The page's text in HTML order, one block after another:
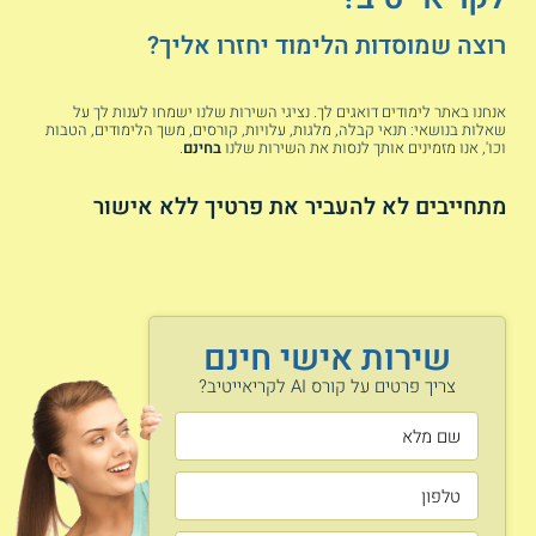
יצירת גאנטים.
הכנת פרזנטציות.
שילוב AI בקמפיין.
אסטרטגיה שיווקית.
זכויות יוצרים ודיפ פייק.
כתיבת תוכן שיווקיבאמצעות מחוללי טקסט.
מה משך הקורס ומתכונתו?
משך הקורס הינו כחודש וחצי, והוא מתקיים במתכונת מרוכזת
המותאמת ללוח הזמנים המקצועי של אנשי הקריאייטיב, שניתן
לשלב באופן גמיש עם העבודה. ניתן ללמוד במסגרת
קורס בינה
מלאכותית אונליין
, באמצעות הזום או בצפייה בשיעורים מוקלטים
מראש. הקורסים המקוונים יכולים להתאים לצרכיהם של אנשי
קריאייטיב שכן ניתן לשלבם בשגרת העבודה העמוסה ולצפות
בשיעורים בהתאם לקצב האישי וללוח הזמנים המקצועי.
שירות אישי חינם
צריך פרטים על קורס AI לקריאייטיב?
רוצה שמוסדות הלימוד יחזרו אליך?
אנחנו באתר לימודים דואגים לך. נציגי השירות שלנו ישמחו לענות לך על
שאלות בנושאי: תנאי קבלה, מלגות, עלויות, קורסים, משך הלימודים, הטבות
וכו', אנו מזמינים אותך לנסות את השירות שלנובחינם.
מתחייבים לא להעביר את פרטיך ללא אישור